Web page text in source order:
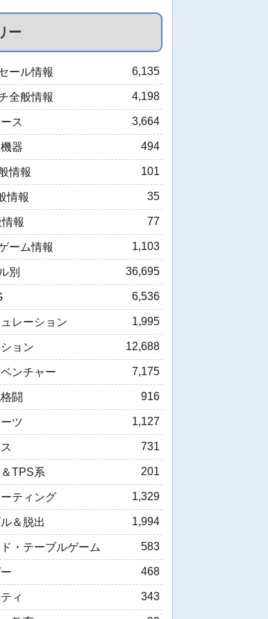
ー
ール情報 6,135
全般情報 4,198
ス 3,664
器 494
情報 101
情報 35
報 77
ーム情報 1,103
別 36,695
6,536
レーション 1,995
ョン 12,688
ンチャー 7,175
闘 916
ツ 1,127
731
TPS系 201
ティング 1,329
＆脱出 1,994
・テーブルゲーム 583
468
ィ 343